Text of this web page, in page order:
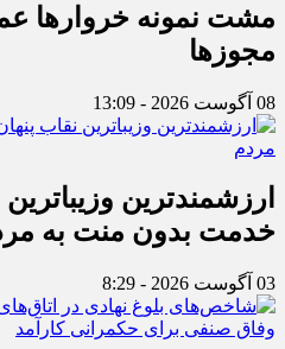
مشت نمونه خروارها
مجوزها
08 آگوست 2026 - 13:09
ارزشمندترین
خدمت بدون منت به
03 آگوست 2026 - 8:29